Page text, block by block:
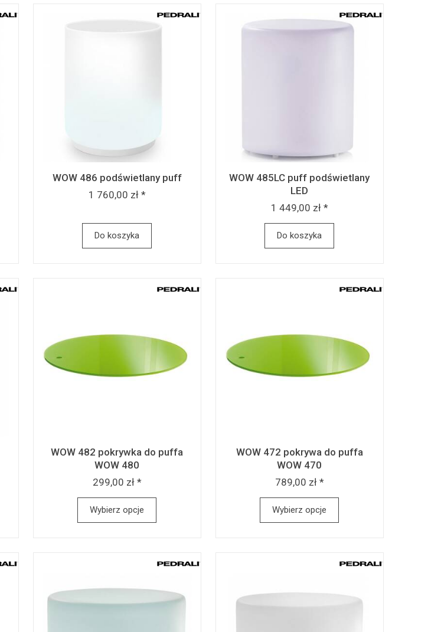
WOW 486 podświetlany puff
1 760,00 zł *
Do koszyka
WOW 485LC puff podświetlany
LED
1 449,00 zł *
Do koszyka
WOW 482 pokrywka do puffa
WOW 480
299,00 zł *
Wybierz opcje
WOW 472 pokrywa do puffa
WOW 470
789,00 zł *
Wybierz opcje